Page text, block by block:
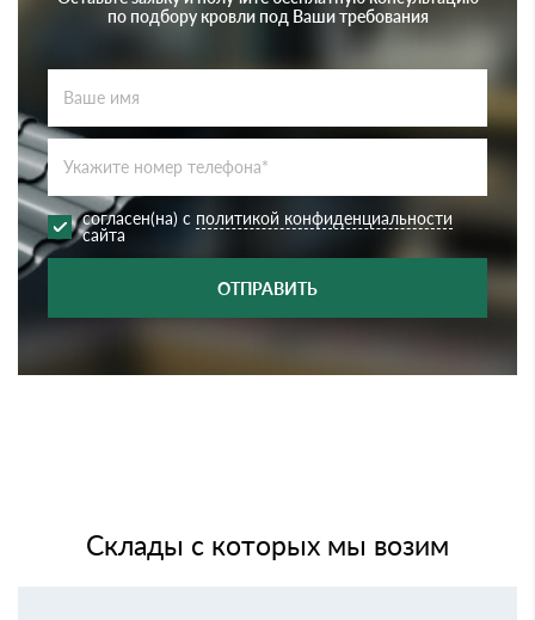
по подбору кровли под Ваши требования
согласен(на) с политикой конфиденциальности
сайта
ОТПРАВИТЬ
Склады с которых мы возим